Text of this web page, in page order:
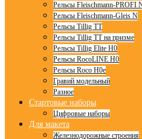
Рельсы Fleischmann-PROFI
Рельсы Fleischmann-Gleis N
Рельсы Tillig TT
Рельсы Tillig TT на призме
Рельсы Tillig Elite H0
Рельсы RocoLINE H0
Рельсы Roco H0e
Гравий модельный
Разное
Стартовые наборы
Цифровые наборы
Для макета
Железнодорожные строения